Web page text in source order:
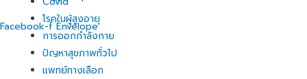
โรคในผู้สูงอายุ
การออกกำลังกาย
ปัญหาสุขภาพทั่วไป
แพทย์ทางเลือก
Facebook-f Envelope